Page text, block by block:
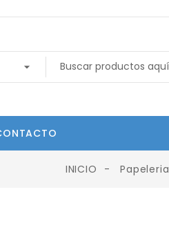
INICIO Papeleria